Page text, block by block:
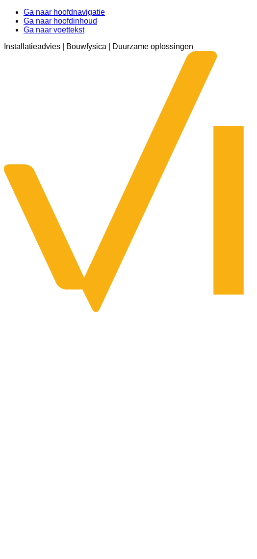
Ga naar hoofdnavigatie
Ga naar hoofdinhoud
Ga naar voettekst
Installatieadvies | Bouwfysica | Duurzame oplossingen